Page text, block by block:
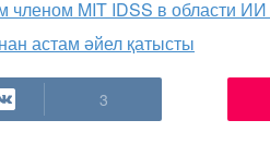
членом MIT IDSS в области
астам әйел қатысты
3